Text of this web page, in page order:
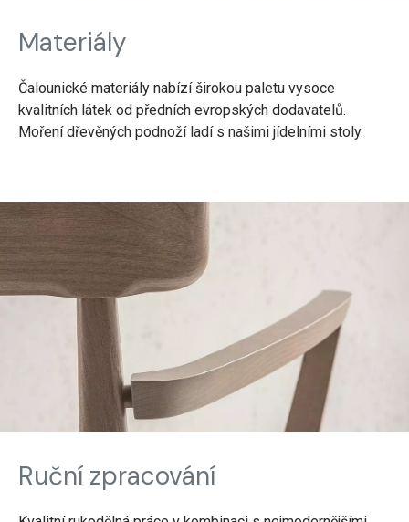
Materiály
Čalounické materiály nabízí širokou paletu vysoce
kvalitních látek od předních evropských dodavatelů.
Moření dřevěných podnoží ladí s našimi jídelními stoly.
Ruční zpracování